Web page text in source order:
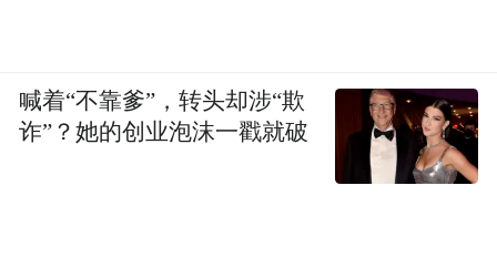
喊着“不靠爹”，转头却涉“欺
诈”？她的创业泡沫一戳就破